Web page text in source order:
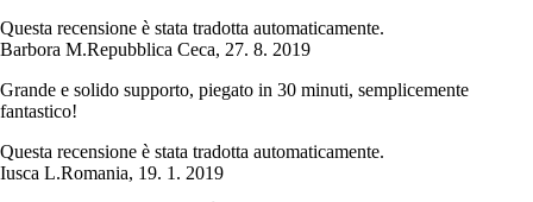
Questa recensione è stata tradotta automaticamente.
Barbora M.Repubblica Ceca, 27. 8. 2019
Grande e solido supporto, piegato in 30 minuti, semplicemente
fantastico!
Questa recensione è stata tradotta automaticamente.
Iusca L.Romania, 19. 1. 2019